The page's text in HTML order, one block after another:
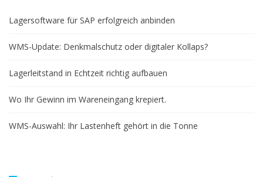
Lagersoftware für SAP erfolgreich anbinden
WMS-Update: Denkmalschutz oder digitaler Kollaps?
Lagerleitstand in Echtzeit richtig aufbauen
Wo Ihr Gewinn im Wareneingang krepiert.
WMS-Auswahl: Ihr Lastenheft gehört in die Tonne